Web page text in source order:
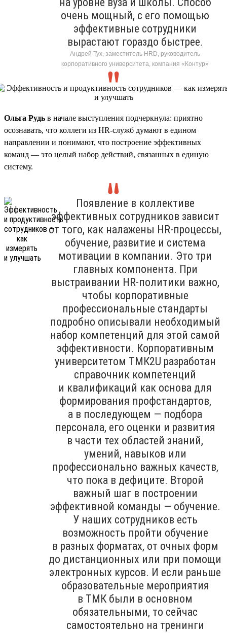
очень мощный, с его помощью
эффективные сотрудники
вырастают гораздо быстрее.
Андрей Тух, заместитель HRD, руководитель
корпоративного университета, компания «Контур»
Ольга Рудь в начале выступления подчеркнула: приятно
осознавать, что коллеги из HR-служб думают в едином
направлении и понимают, что построение эффективных
команд — это целый набор действий, связанных в единую
систему.
Появление в коллективе
эффективных сотрудников зависит
от того, как налажены HR-процессы,
обучение, развитие и система
мотивации в компании. Это три
главных компонента. При
выстраивании HR-политики важно,
чтобы корпоративные
профессиональные стандарты
подробно описывали необходимый
набор компетенций для этой самой
эффективности. Корпоративным
университетом ТМК2U разработан
справочник компетенций
и квалификаций как основа для
формирования профстандартов,
а в последующем — подбора
персонала, его оценки и развития
в части тех областей знаний,
умений, навыков или
профессионально важных качеств,
что пока в дефиците. Второй
важный шаг в построении
эффективной команды — обучение.
У наших сотрудников есть
возможность пройти обучение
в разных форматах, от очных форм
до дистанционных или при помощи
электронных курсов. И если раньше
образовательные мероприятия
в ТМК были в основном
обязательными, то сейчас
самостоятельно на тренинги